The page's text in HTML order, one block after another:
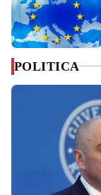
POLITICA